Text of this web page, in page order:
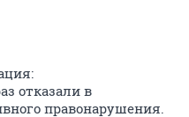
отказали в
правонарушения.